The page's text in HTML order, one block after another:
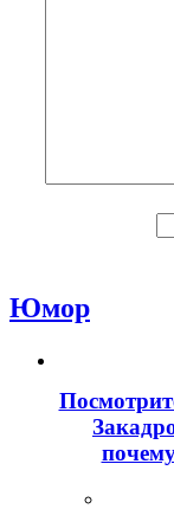
Юмор